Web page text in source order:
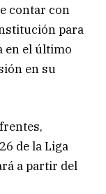
contar con
para
en el último
en su
de la Liga
a partir del